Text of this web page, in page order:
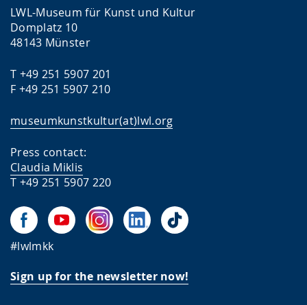
LWL-Museum für Kunst und Kultur
Domplatz 10
48143 Münster
T +49 251 5907 201
F +49 251 5907 210
museumkunstkultur(at)lwl.org
Press contact:
Claudia Miklis
T +49 251 5907 220
#lwlmkk
Sign up for the newsletter now!